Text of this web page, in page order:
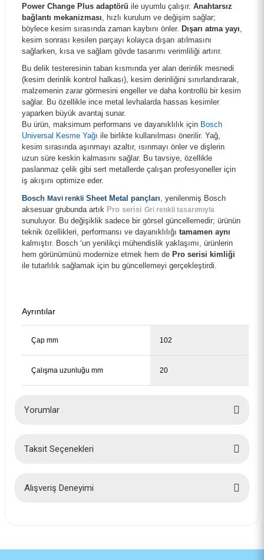
Bosch Power Change SDS-Plus Girişli Panç Adaptörü 105 mm 2608594266
714,00 TL
Power Change Plus adaptörü ile uyumlu çalışır. Anahtarsız
bağlantı mekanizması , hızlı kurulum ve değişim sağlar;
böylece kesim sırasında zaman kaybını önler. Dışarı atma yayı
kesim sonrası kesilen parçayı kolayca dışarı atılmasını
sağlarken, kısa ve sağlam gövde tasarımı verimliliği artırır.
Bu delik testeresinin taban kısmında yer alan derinlik mesnedi
(kesim derinlik kontrol halkası), kesim derinliğini sınırlandırarak,
malzemenin zarar görmesini engeller ve daha kontrollü bir kesim
sağlar. Bu özellikle ince metal levhalarda hassas kesimler
yaparken büyük avantaj sunar.
Bu ürün, maksimum performans ve dayanıklılık için Bosch
Universal Kesme Yağı ile birlikte kullanılması önerilir. Yağ,
kesim sırasında aşınmayı azaltır, ısınmayı önler ve dişlerin
uzun süre keskin kalmasını sağlar. Bu tavsiye, özellikle
paslanmaz çelik gibi sert metallerde çalışan profesyoneller için
iş akışını optimize eder.
Bosch Mavi renkli Sheet Metal pançları yenilenmiş Bosch
aksesuar grubunda artık Pro serisi Gri renkli tasarımıyla
sunuluyor. Bu değişiklik sadece bir görsel güncellemedir; ürünün
teknik özellikleri, performansı ve dayanıklılığı tamamen aynı
kalmıştır. Bosch ‘un yenilikçi mühendislik yaklaşımı, ürünlerin
hem görünümünü modernize etmek hem de Pro serisi kimliği
ile tutarlılık sağlamak için bu güncellemeyi gerçekleştirdi.
Ayrıntılar
Çap mm 102
Çalışma uzunluğu mm 20
Yorumlar
Taksit Seçenekleri
Alışveriş Deneyimi